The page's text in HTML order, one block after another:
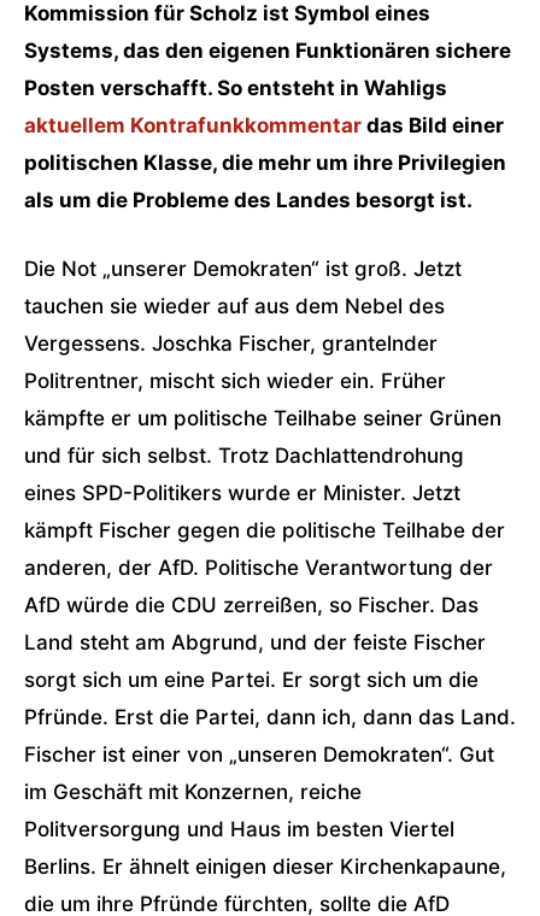
Kommission für Scholz ist Symbol eines
Systems, das den eigenen Funktionären sichere
Posten verschafft. So entsteht in Wahligs
aktuellem Kontrafunkkommentar das Bild einer
politischen Klasse, die mehr um ihre Privilegien
als um die Probleme des Landes besorgt ist.
Die Not „unserer Demokraten“ ist groß. Jetzt
tauchen sie wieder auf aus dem Nebel des
Vergessens. Joschka Fischer, grantelnder
Politrentner, mischt sich wieder ein. Früher
kämpfte er um politische Teilhabe seiner Grünen
und für sich selbst. Trotz Dachlattendrohung
eines SPD-Politikers wurde er Minister. Jetzt
kämpft Fischer gegen die politische Teilhabe der
anderen, der AfD. Politische Verantwortung der
AfD würde die CDU zerreißen, so Fischer. Das
Land steht am Abgrund, und der feiste Fischer
sorgt sich um eine Partei. Er sorgt sich um die
Pfründe. Erst die Partei, dann ich, dann das Land.
Fischer ist einer von „unseren Demokraten“. Gut
im Geschäft mit Konzernen, reiche
Politversorgung und Haus im besten Viertel
Berlins. Er ähnelt einigen dieser Kirchenkapaune,
die um ihre Pfründe fürchten, sollte die AfD